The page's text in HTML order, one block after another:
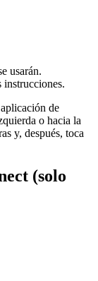
usarán.
instrucciones.
de
o hacia la
y, después, toca
(solo